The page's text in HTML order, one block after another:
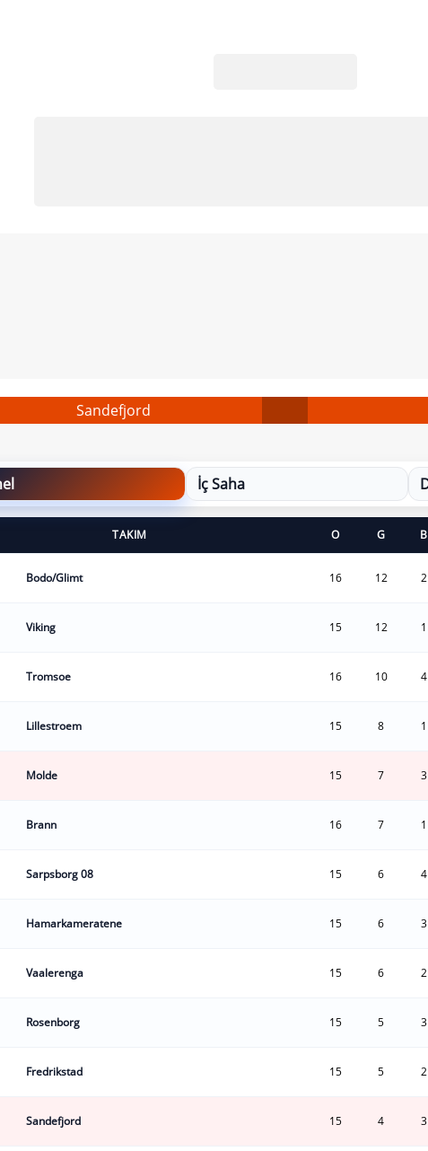
Sandefjord
İç Saha
TAKIM O G B
Bodo/Glimt 16 12 2
Viking 15 12 1
Tromsoe 16 10 4
Lillestroem 15 8 1
Molde 15 7 3
Brann 16 7 1
Sarpsborg 08 15 6 4
Hamarkameratene 15 6 3
Vaalerenga 15 6 2
Rosenborg 15 5 3
Fredrikstad 15 5 2
Sandefjord 15 4 3